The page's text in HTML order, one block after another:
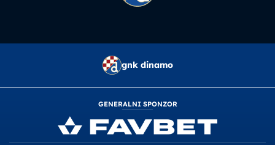
gnk dinamo
GENERALNI SPONZOR